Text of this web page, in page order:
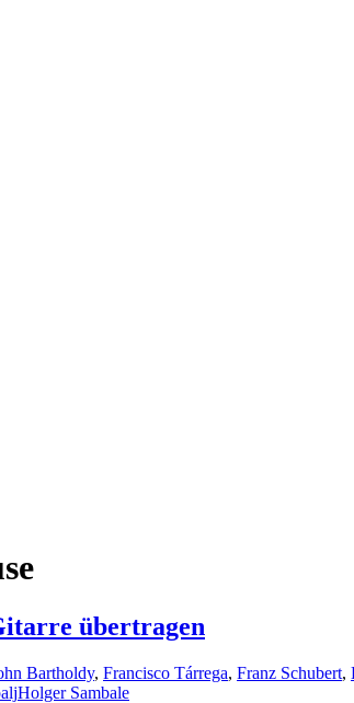
übertragen
Bartholdy, Francisco Tárrega, Franz Schubert,
Holger Sambale